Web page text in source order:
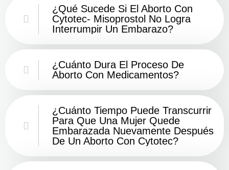
¿Qué Sucede Si El Aborto Con
Cytotec- Misoprostol No Logra
Interrumpir Un Embarazo?
¿Cuánto Dura El Proceso De
Aborto Con Medicamentos?
¿Cuánto Tiempo Puede Transcurrir
Para Que Una Mujer Quede
Embarazada Nuevamente Después
De Un Aborto Con Cytotec?